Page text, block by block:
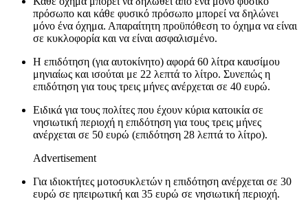
πρόσωπο και κάθε φυσικό πρόσωπο μπορεί να δηλώνει
μόνο ένα όχημα. Απαραίτητη προϋπόθεση το όχημα να είναι
σε κυκλοφορία και να είναι ασφαλισμένο.
Η επιδότηση (για αυτοκίνητο) αφορά 60 λίτρα καυσίμου
μηνιαίως και ισούται με 22 λεπτά το λίτρο. Συνεπώς η
επιδότηση για τους τρεις μήνες ανέρχεται σε 40 ευρώ.
Ειδικά για τους πολίτες που έχουν κύρια κατοικία σε
νησιωτική περιοχή η επιδότηση για τους τρεις μήνες
ανέρχεται σε 50 ευρώ (επιδότηση 28 λεπτά το λίτρο).
Advertisement
Για ιδιοκτήτες μοτοσυκλετών η επιδότηση ανέρχεται σε 30
ευρώ σε ηπειρωτική και 35 ευρώ σε νησιωτική περιοχή.